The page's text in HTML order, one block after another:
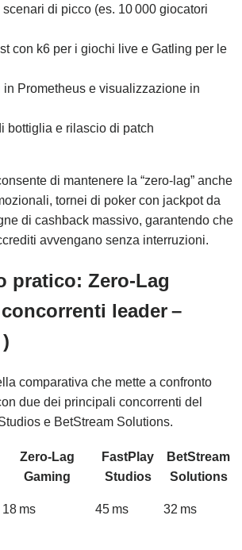
di picco (es. 10 000 giocatori
con k6 per i giochi live e Gatling per le
Prometheus e visualizzazione in
bottiglia e rilascio di patch
di mantenere la “zero‑lag” anche
tornei di poker con jackpot da
di cashback massivo, garantendo che
avvengano senza interruzioni.
pratico: Zero‑Lag
leader –
comparativa che mette a confronto
due dei principali concorrenti del
e BetStream Solutions.
Zero‑Lag
Gaming
FastPlay
Studios
BetStream
Solutions
18 ms 45 ms 32 ms